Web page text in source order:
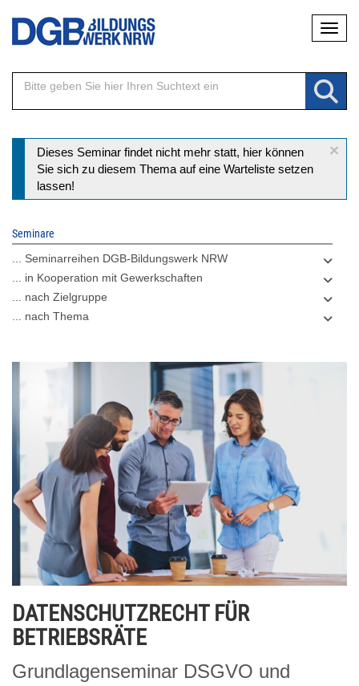
Direkt
Inhalt
×
Statusmeldung
Dieses Seminar findet nicht mehr statt, hier können
Sie sich zu diesem Thema auf eine Warteliste setzen
lassen!
Seminare
... Seminarreihen DGB-Bildungswerk NRW
... in Kooperation mit Gewerkschaften
... nach Zielgruppe
... nach Thema
DATENSCHUTZRECHT FÜR
BETRIEBSRÄTE
Grundlagenseminar DSGVO und